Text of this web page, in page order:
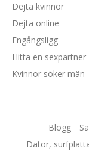
Dejta kvinnor
Dejta online
Engångsligg
Hitta en sexpartner
Kvinnor söker män
Blogg
Dator,